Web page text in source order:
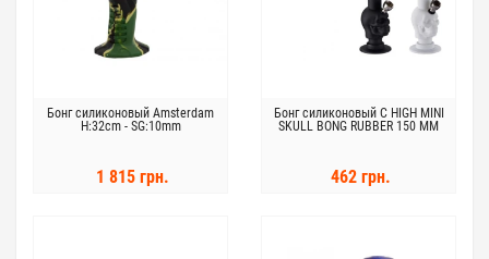
Бонг силиконовый Amsterdam
H:32cm - SG:10mm
1 815 грн.
Бонг силиконовый C HIGH MINI
SKULL BONG RUBBER 150 MM
462 грн.